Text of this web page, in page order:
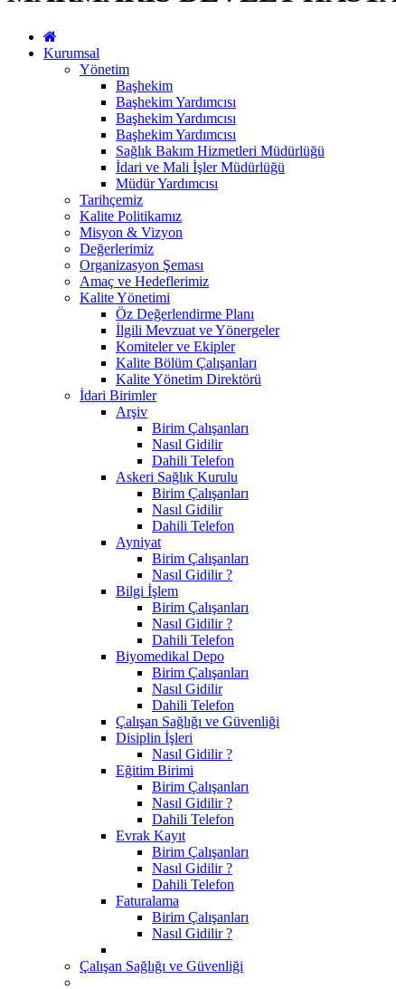
Kurumsal
Yönetim
Başhekim
Başhekim Yardımcısı
Başhekim Yardımcısı
Başhekim Yardımcısı
Sağlık Bakım Hizmetleri Müdürlüğü
İdari ve Mali İşler Müdürlüğü
Müdür Yardımcısı
Tarihçemiz
Kalite Politikamız
Misyon & Vizyon
Değerlerimiz
Organizasyon Şeması
Amaç ve Hedeflerimiz
Kalite Yönetimi
Öz Değerlendirme Planı
İlgili Mevzuat ve Yönergeler
Komiteler ve Ekipler
Kalite Bölüm Çalışanları
Kalite Yönetim Direktörü
İdari Birimler
Arşiv
Birim Çalışanları
Nasıl Gidilir
Dahili Telefon
Askeri Sağlık Kurulu
Birim Çalışanları
Nasıl Gidilir
Dahili Telefon
Ayniyat
Birim Çalışanları
Nasıl Gidilir ?
Bilgi İşlem
Birim Çalışanları
Nasıl Gidilir ?
Dahili Telefon
Biyomedikal Depo
Birim Çalışanları
Nasıl Gidilir
Dahili Telefon
Çalışan Sağlığı ve Güvenliği
Disiplin İşleri
Nasıl Gidilir ?
Eğitim Birimi
Birim Çalışanları
Nasıl Gidilir ?
Dahili Telefon
Evrak Kayıt
Birim Çalışanları
Nasıl Gidilir ?
Dahili Telefon
Faturalama
Birim Çalışanları
Nasıl Gidilir ?
Çalışan Sağlığı ve Güvenliği